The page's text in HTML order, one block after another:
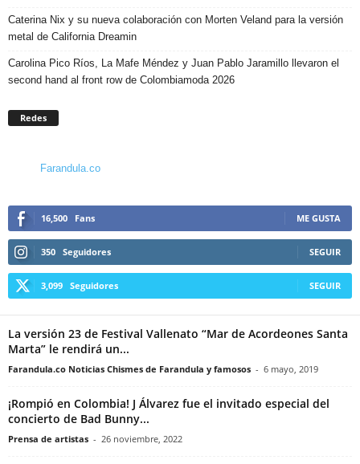
Caterina Nix y su nueva colaboración con Morten Veland para la versión
metal de California Dreamin
Carolina Pico Ríos, La Mafe Méndez y Juan Pablo Jaramillo llevaron el
second hand al front row de Colombiamoda 2026
Redes
Farandula.co
16,500 Fans ME GUSTA
350 Seguidores SEGUIR
3,099 Seguidores SEGUIR
La versión 23 de Festival Vallenato “Mar de Acordeones Santa
Marta” le rendirá un...
Farandula.co Noticias Chismes de Farandula y famosos - 6 mayo, 2019
¡Rompió en Colombia! J Álvarez fue el invitado especial del
concierto de Bad Bunny...
Prensa de artistas - 26 noviembre, 2022